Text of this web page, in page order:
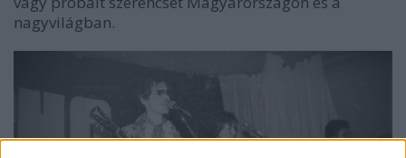
nagyvilágban.